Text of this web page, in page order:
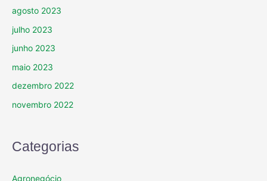
agosto 2023
julho 2023
junho 2023
maio 2023
dezembro 2022
novembro 2022
Categorias
Agronegócio